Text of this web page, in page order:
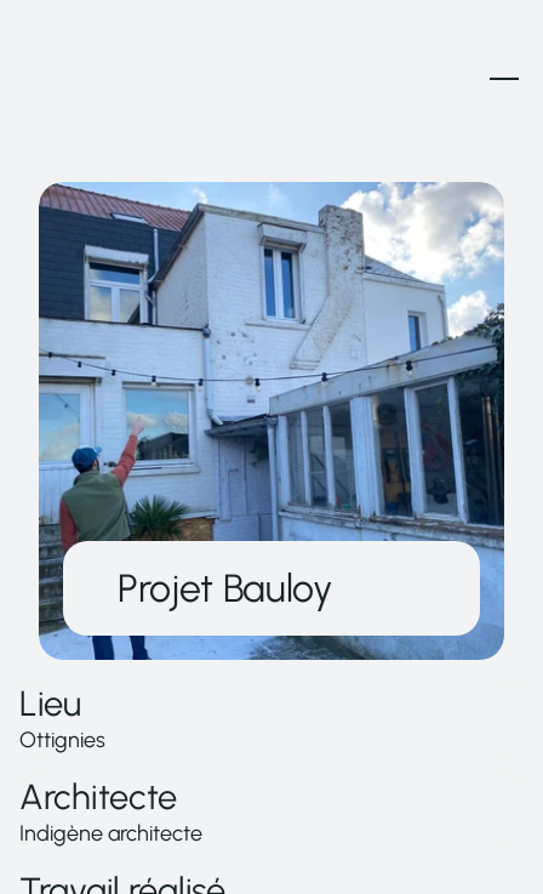
L'entreprise
Réalisations
3891 Ranchview Dr. Richardson, California 62639
000-000-0012
north@architecture.com
Lieu
Ottignies
Architecte
Indigène architecte
Projet Bauloy